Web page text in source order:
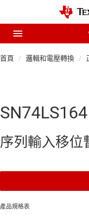
首頁 邏輯和電壓轉換
SN74LS164
序列輸入移位
產品規格表